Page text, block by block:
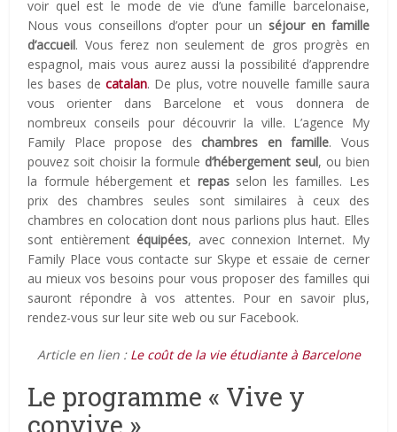
voir quel est le mode de vie d’une famille barcelonaise,
Nous vous conseillons d’opter pour un séjour en famille
d’accueil. Vous ferez non seulement de gros progrès en
espagnol, mais vous aurez aussi la possibilité d’apprendre
les bases decatalan. De plus, votre nouvelle famille saura
vous orienter dans Barcelone et vous donnera de
nombreux conseils pour découvrir la ville. L’agence My
Family Place propose des chambres en famille. Vous
pouvez soit choisir la formule d’hébergement seul, ou bien
la formule hébergement et repasselon les familles. Les
prix des chambres seules sont similaires à ceux des
chambres en colocation dont nous parlions plus haut. Elles
sont entièrement équipées, avec connexion Internet. My
Family Place vous contacte sur Skype et essaie de cerner
au mieux vos besoins pour vous proposer des familles qui
sauront répondre à vos attentes. Pour en savoir plus,
rendez-vous sur leur site web ou sur Facebook.
Article en lien : Le coût de la vie étudiante à Barcelone
Le programme « Vive y